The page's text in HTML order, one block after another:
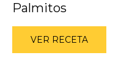
Palmitos
VER RECETA